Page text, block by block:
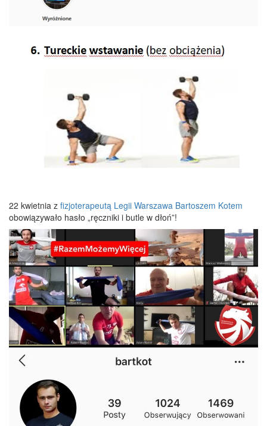
22 kwietnia z fizjoterapeutą Legii Warszawa Bartoszem Kotem
obowiązywało hasło „ręczniki i butle w dłoń”!